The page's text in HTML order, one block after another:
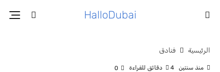
HalloDubai
الرئيسية فنادق
منذ سنتين 4 دقائق للقراءة 0